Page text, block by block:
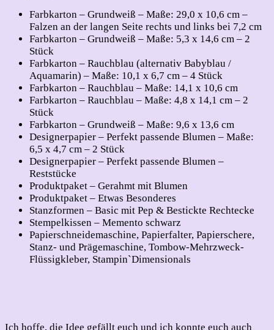
Farbkarton – Grundweiß – Maße: 29,0 x 10,6 cm –
Falzen an der langen Seite rechts und links bei 7,2 cm
Farbkarton – Grundweiß – Maße: 5,3 x 14,6 cm – 2
Stück
Farbkarton – Rauchblau (alternativ Babyblau /
Aquamarin) – Maße: 10,1 x 6,7 cm – 4 Stück
Farbkarton – Rauchblau – Maße: 14,1 x 10,6 cm
Farbkarton – Rauchblau – Maße: 4,8 x 14,1 cm – 2
Stück
Farbkarton – Grundweiß – Maße: 9,6 x 13,6 cm
Designerpapier – Perfekt passende Blumen – Maße:
6,5 x 4,7 cm – 2 Stück
Designerpapier – Perfekt passende Blumen –
Reststücke
Produktpaket – Gerahmt mit Blumen
Produktpaket – Etwas Besonderes
Stanzformen – Basic mit Pep & Bestickte Rechtecke
Stempelkissen – Memento schwarz
Papierschneidemaschine, Papierfalter, Papierschere,
Stanz- und Prägemaschine, Tombow-Mehrzweck-
Flüssigkleber, Stampin`Dimensionals
Ich hoffe, die Idee gefällt euch und ich konnte euch auch